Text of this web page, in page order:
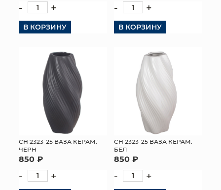
- +
В КОРЗИНУ
- +
В КОРЗИНУ
СН 2323-25 ВАЗА КЕРАМ.
ЧЕРН
850 ₽
- +
СН 2323-25 ВАЗА КЕРАМ.
БЕЛ
850 ₽
- +